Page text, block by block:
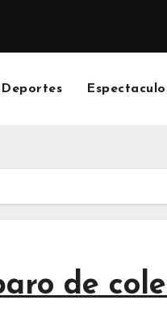
Deportes
de